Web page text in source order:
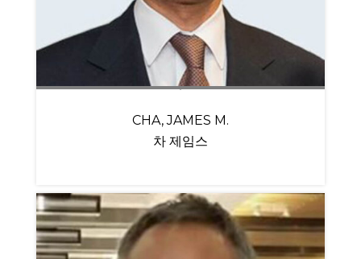
CHA, JAMES M.
차 제임스